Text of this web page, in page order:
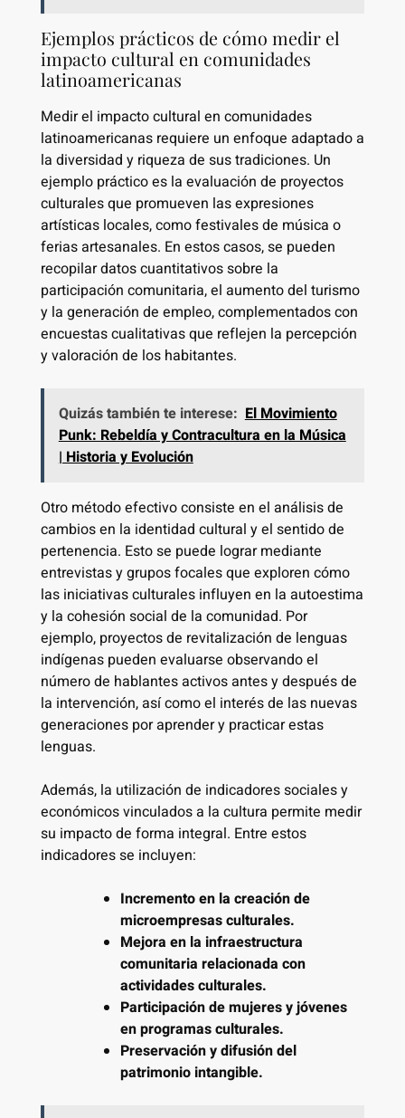
Ejemplos prácticos de cómo medir el
impacto cultural en comunidades
latinoamericanas
Medir el impacto cultural en comunidades
latinoamericanas requiere un enfoque adaptado a
la diversidad y riqueza de sus tradiciones. Un
ejemplo práctico es la evaluación de proyectos
culturales que promueven las expresiones
artísticas locales, como festivales de música o
ferias artesanales. En estos casos, se pueden
recopilar datos cuantitativos sobre la
participación comunitaria, el aumento del turismo
y la generación de empleo, complementados con
encuestas cualitativas que reflejen la percepción
y valoración de los habitantes.
Quizás también te interese: El Movimiento
Punk: Rebeldía y Contracultura en la Música
| Historia y Evolución
Otro método efectivo consiste en el análisis de
cambios en la identidad cultural y el sentido de
pertenencia. Esto se puede lograr mediante
entrevistas y grupos focales que exploren cómo
las iniciativas culturales influyen en la autoestima
y la cohesión social de la comunidad. Por
ejemplo, proyectos de revitalización de lenguas
indígenas pueden evaluarse observando el
número de hablantes activos antes y después de
la intervención, así como el interés de las nuevas
generaciones por aprender y practicar estas
lenguas.
Además, la utilización de indicadores sociales y
económicos vinculados a la cultura permite medir
su impacto de forma integral. Entre estos
indicadores se incluyen:
Incremento en la creación de
microempresas culturales.
Mejora en la infraestructura
comunitaria relacionada con
actividades culturales.
Participación de mujeres y jóvenes
en programas culturales.
Preservación y difusión del
patrimonio intangible.